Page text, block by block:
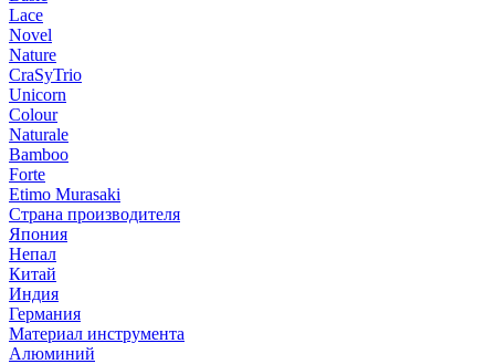
Lace
Novel
Nature
CraSyTrio
Unicorn
Colour
Naturale
Bamboo
Forte
Etimo Murasaki
Страна производителя
Япония
Непал
Китай
Индия
Германия
Материал инструмента
Алюминий